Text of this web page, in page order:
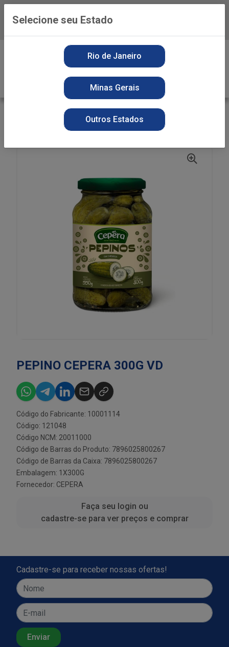
Baixe já o APP da Playvender
CONSERVAS
SECOS
PEPINO CEPERA 300G VD
PEPINO CEPERA 300G VD
Código do Fabricante: 10001114
Código: 121048
Código NCM: 20011000
Código de Barras do Produto: 7896025800267
Código de Barras da Caixa: 7896025800267
Embalagem: 1X300G
Fornecedor: CEPERA
Faça seu login ou
cadastre-se para ver preços e comprar
Cadastre-se para receber nossas ofertas!
Selecione seu Estado
Rio de Janeiro
Minas Gerais
Outros Estados